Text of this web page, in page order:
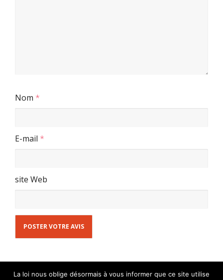
Nom *
E-mail *
site Web
La loi nous oblige désormais à vous informer que ce site utilise